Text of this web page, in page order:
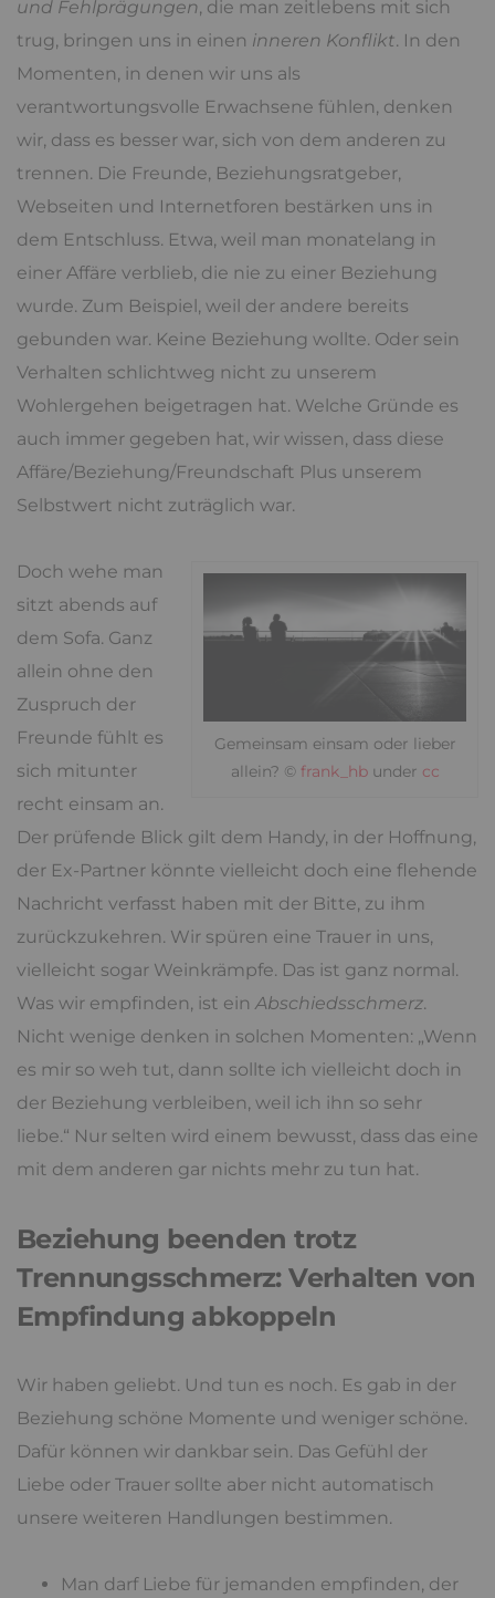
und Fehlprägungen, die man zeitlebens mit sich
trug, bringen uns in einen inneren Konflikt. In den
Momenten, in denen wir uns als
verantwortungsvolle Erwachsene fühlen, denken
wir, dass es besser war, sich von dem anderen zu
trennen. Die Freunde, Beziehungsratgeber,
Webseiten und Internetforen bestärken uns in
dem Entschluss. Etwa, weil man monatelang in
einer Affäre verblieb, die nie zu einer Beziehung
wurde. Zum Beispiel, weil der andere bereits
gebunden war. Keine Beziehung wollte. Oder sein
Verhalten schlichtweg nicht zu unserem
Wohlergehen beigetragen hat. Welche Gründe es
auch immer gegeben hat, wir wissen, dass diese
Affäre/Beziehung/Freundschaft Plus unserem
Selbstwert nicht zuträglich war.
Gemeinsam einsam oder lieber
allein? © frank_hbunder cc
Doch wehe man
sitzt abends auf
dem Sofa. Ganz
allein ohne den
Zuspruch der
Freunde fühlt es
sich mitunter
recht einsam an.
Der prüfende Blick gilt dem Handy, in der Hoffnung,
der Ex-Partner könnte vielleicht doch eine flehende
Nachricht verfasst haben mit der Bitte, zu ihm
zurückzukehren. Wir spüren eine Trauer in uns,
vielleicht sogar Weinkrämpfe. Das ist ganz normal.
Was wir empfinden, ist einAbschiedsschmerz.
Nicht wenige denken in solchen Momenten: „Wenn
es mir so weh tut, dann sollte ich vielleicht doch in
der Beziehung verbleiben, weil ich ihn so sehr
liebe.“ Nur selten wird einem bewusst, dass das eine
mit dem anderen gar nichts mehr zu tun hat.
Beziehung beenden trotz
Trennungsschmerz: Verhalten von
Empfindung abkoppeln
Wir haben geliebt. Und tun es noch. Es gab in der
Beziehung schöne Momente und weniger schöne.
Dafür können wir dankbar sein. Das Gefühl der
Liebe oder Trauer sollte aber nicht automatisch
unsere weiteren Handlungen bestimmen.
Man darf Liebe für jemanden empfinden, der